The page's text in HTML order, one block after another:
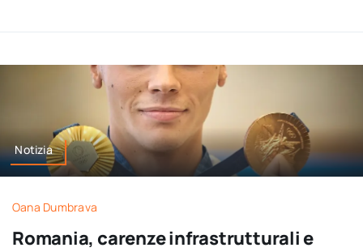
Notizia
Oana Dumbrava
Romania, carenze infrastrutturali e